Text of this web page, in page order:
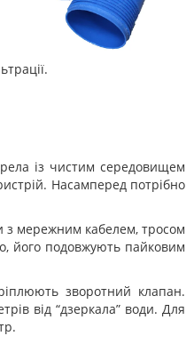
із чистим середовищем
Насамперед потрібно
з мережним кабелем, тросом
його подовжують пайковим
зворотний клапан.
від “дзеркала” води. Для